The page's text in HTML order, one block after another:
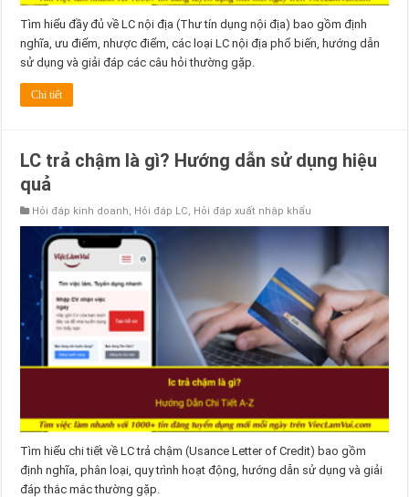
Tìm hiểu đầy đủ về LC nội địa (Thư tín dụng nội địa) bao gồm định
nghĩa, ưu điểm, nhược điểm, các loại LC nội địa phổ biến, hướng dẫn
sử dụng và giải đáp các câu hỏi thường gặp.
Chi tiết
LC trả chậm là gì? Hướng dẫn sử dụng hiệu
quả
Hỏi đáp kinh doanh, Hỏi đáp LC, Hỏi đáp xuất nhập khẩu
Tìm hiểu chi tiết về LC trả chậm (Usance Letter of Credit) bao gồm
định nghĩa, phân loại, quy trình hoạt động, hướng dẫn sử dụng và giải
đáp thắc mắc thường gặp.